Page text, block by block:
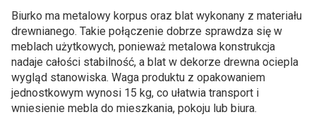
Biurko ma metalowy korpus oraz blat wykonany z materiału
drewnianego. Takie połączenie dobrze sprawdza się w
meblach użytkowych, ponieważ metalowa konstrukcja
nadaje całości stabilność, a blat w dekorze drewna ociepla
wygląd stanowiska. Waga produktu z opakowaniem
jednostkowym wynosi 15 kg, co ułatwia transport i
wniesienie mebla do mieszkania, pokoju lub biura.